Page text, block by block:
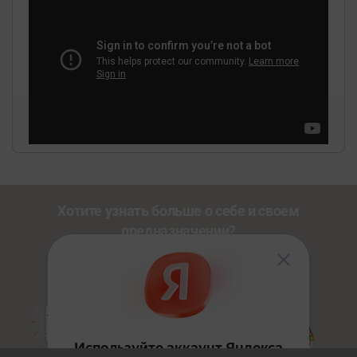
Познакомьтесь с другими нашими сервисами со
по промокоду